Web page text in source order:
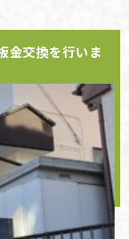
金交換を行いま